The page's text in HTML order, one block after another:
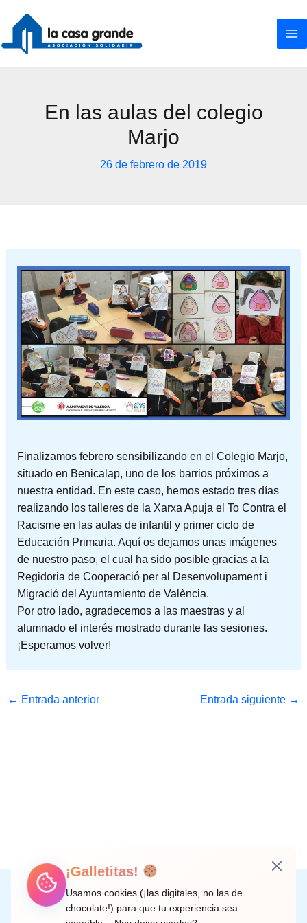
contenido
En las aulas del colegio
Marjo
26 de febrero de 2019
Finalizamos febrero sensibilizando en el Colegio Marjo,
situado en Benicalap, uno de los barrios próximos a
nuestra entidad. En este caso, hemos estado tres días
realizando los talleres de la Xarxa Apuja el To Contra el
Racisme en las aulas de infantil y primer ciclo de
Educación Primaria. Aquí os dejamos unas imágenes
de nuestro paso, el cual ha sido posible gracias a la
Regidoria de Cooperació per al Desenvolupament i
Migració del Ayuntamiento de València.
Por otro lado, agradecemos a las maestras y al
alumnado el interés mostrado durante las sesiones.
¡Esperamos volver!
← Entrada anterior Entrada siguiente →
Instagram
Facebook
X LinkedIn
Correo electrónico
¡Galletitas!
Usamos cookies (¡las digitales, no las de
chocolate!) para que tu experiencia sea